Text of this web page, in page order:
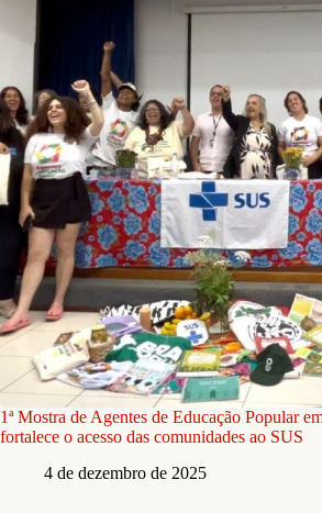
1ª Mostra de Agentes de Educação Popular
fortalece o acesso das comunidades ao SUS
4 de dezembro de 2025